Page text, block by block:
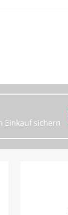
Einkauf sichern